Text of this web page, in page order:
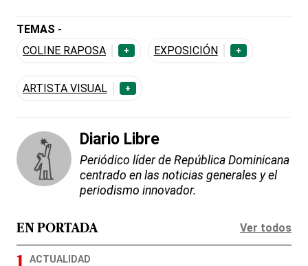
TEMAS -
COLINE RAPOSA
+ EXPOSICIÓN +
ARTISTA VISUAL +
Diario Libre
Periódico líder de República Dominicana
centrado en las noticias generales y el
periodismo innovador.
EN PORTADA Ver todos
ACTUALIDAD